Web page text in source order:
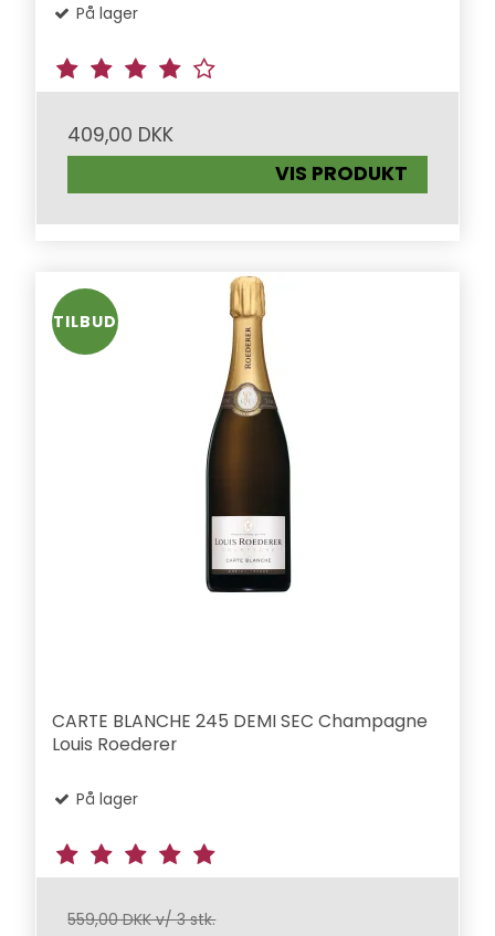
På lager
409,00 DKK
VIS PRODUKT
TILBUD
CARTE BLANCHE 245 DEMI SEC Champagne
Louis Roederer
På lager
559,00 DKK v/ 3 stk.